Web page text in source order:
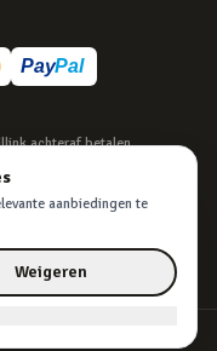
achteraf betalen
in huis. Tot 365
aanbiedingen te
Weigeren